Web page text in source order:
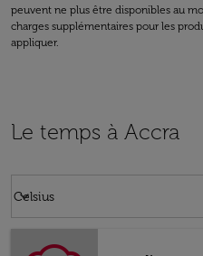
peuvent ne plus être disponibles au
charges supplémentaires pour les
appliquer.
Le temps à Accra
Celsius
keyboard_arrow_down